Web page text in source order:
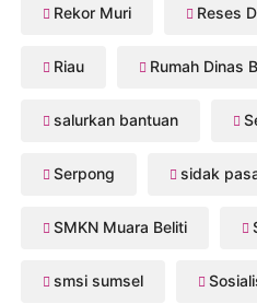
Rekor Muri Reses
Riau Rumah Dinas
salurkan bantuan
Serpong sidak
SMKN Muara Beliti
smsi sumsel